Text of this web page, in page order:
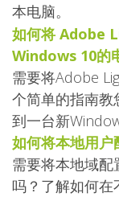
本电脑。
如何将 Adobe
Windows 10的
需要将Adobe
个简单的指南
到一台新
如何将本地用
需要将本地域
吗？了解如何在